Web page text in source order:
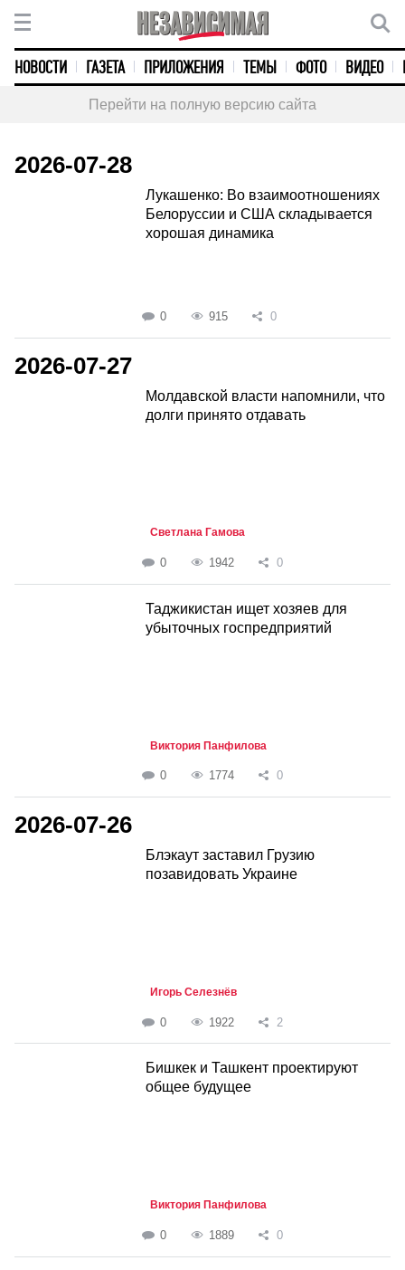
НОВОСТИ ГАЗЕТА ПРИЛОЖЕНИЯ ТЕМЫ ФОТО ВИДЕО
Перейти на полную версию сайта
2026-07-28
Лукашенко: Во взаимоотношениях
Белоруссии и США складывается
хорошая динамика
0 915 0
2026-07-27
Молдавской власти напомнили, что
долги принято отдавать
Светлана Гамова
0 1942 0
Таджикистан ищет хозяев для
убыточных госпредприятий
Виктория Панфилова
0 1774 0
2026-07-26
Блэкаут заставил Грузию
позавидовать Украине
Игорь Селезнёв
0 1922 2
Бишкек и Ташкент проектируют
общее будущее
Виктория Панфилова
0 1889 0